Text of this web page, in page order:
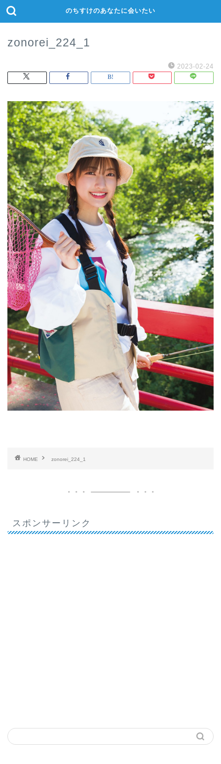
のちすけのあなたに会いたい
zonorei_224_1
2023-02-24
HOME zonorei_224_1
スポンサーリンク